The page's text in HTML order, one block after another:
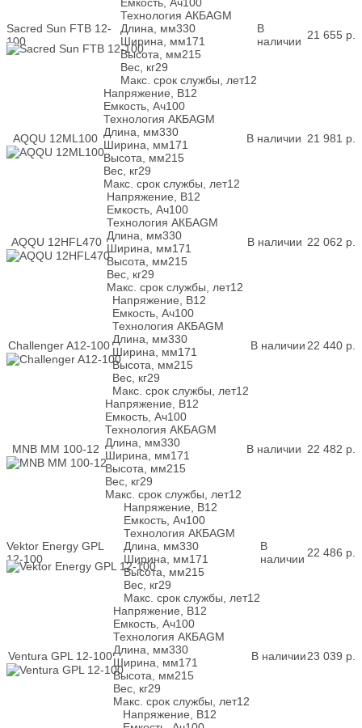
Sacred Sun FTB 12-
100
Технология АКБAGM
Длина, мм330
Ширина, мм171
Высота, мм215
Вес, кг29
Макс. срок службы, лет12
В
наличии 21 655 р.
AQQU 12ML100
Напряжение, В12
Емкость, Ач100
Технология АКБAGM
Длина, мм330
Ширина, мм171
Высота, мм215
Вес, кг29
Макс. срок службы, лет12
В наличии 21 981 р.
AQQU 12HFL470
Напряжение, В12
Емкость, Ач100
Технология АКБAGM
Длина, мм330
Ширина, мм171
Высота, мм215
Вес, кг29
Макс. срок службы, лет12
В наличии 22 062 р.
Challenger A12-100
Напряжение, В12
Емкость, Ач100
Технология АКБAGM
Длина, мм330
Ширина, мм171
Высота, мм215
Вес, кг29
Макс. срок службы, лет12
В наличии 22 440 р.
MNB MM 100-12
Напряжение, В12
Емкость, Ач100
Технология АКБAGM
Длина, мм330
Ширина, мм171
Высота, мм215
Вес, кг29
Макс. срок службы, лет12
В наличии 22 482 р.
Vektor Energy GPL
12-100
Напряжение, В12
Емкость, Ач100
Технология АКБAGM
Длина, мм330
Ширина, мм171
Высота, мм215
Вес, кг29
Макс. срок службы, лет12
В
наличии 22 486 р.
Ventura GPL 12-100
Напряжение, В12
Емкость, Ач100
Технология АКБAGM
Длина, мм330
Ширина, мм171
Высота, мм215
Вес, кг29
Макс. срок службы, лет12
В наличии23 039 р.
Напряжение, В12